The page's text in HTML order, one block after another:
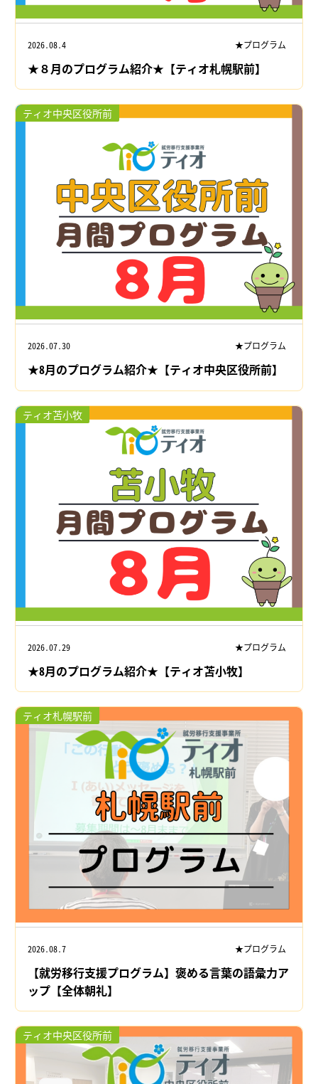
2026.08.4 ★プログラム
★８月のプログラム紹介★【ティオ札幌駅前】
ティオ中央区役所前
2026.07.30 ★プログラム
★8月のプログラム紹介★【ティオ中央区役所前】
ティオ苫小牧
2026.07.29 ★プログラム
★8月のプログラム紹介★【ティオ苫小牧】
ティオ札幌駅前
2026.08.7 ★プログラム
【就労移行支援プログラム】褒める言葉の語彙力ア
ップ【全体朝礼】
ティオ中央区役所前